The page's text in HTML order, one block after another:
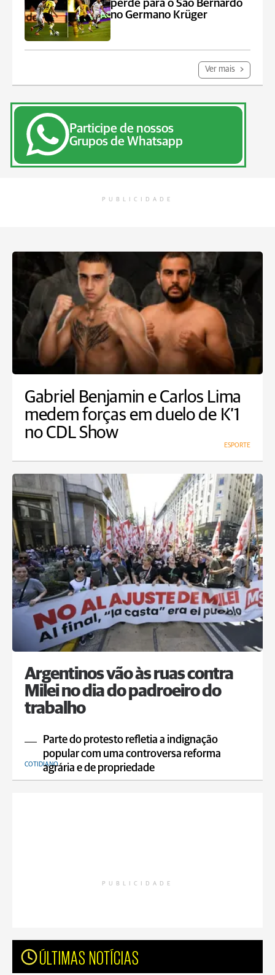
perde para o São Bernardo
no Germano Krüger
Ver mais
Participe de nossos
Grupos de Whatsapp
PUBLICIDADE
Gabriel Benjamin e Carlos Lima
medem forças em duelo de K’1
no CDL Show
ESPORTE
Argentinos vão às ruas contra
Milei no dia do padroeiro do
trabalho
Parte do protesto refletia a indignação
popular com uma controversa reforma
agrária e de propriedade
COTIDIANO
PUBLICIDADE
ÚLTIMAS NOTÍCIAS